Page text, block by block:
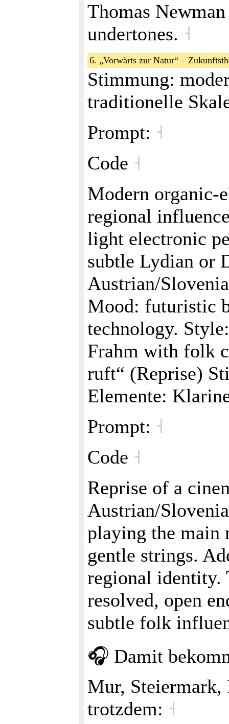
Thomas
undertones. ˧
6. „Vorwärts zur Natur“ –
Stimmung:
traditionelle
Prompt: ˧
Code ˧
Modern organic-
regional
light electronic
subtle Lydian or
Austrian/
Mood: futuristic
technology.
Frahm with folk
ruft“ (Reprise)
Elemente:
Prompt: ˧
Code ˧
Reprise of a
Austrian/
playing the main
gentle strings.
regional identity.
resolved, open
subtle folk
🎧 Damit
Mur, Steiermark,
trotzdem: ˧